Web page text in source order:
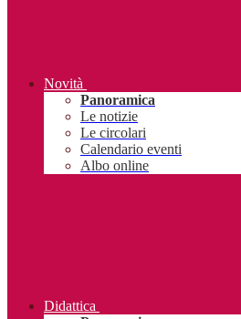
Novità
Panoramica
Le notizie
Le circolari
Calendario eventi
Albo online
Didattica